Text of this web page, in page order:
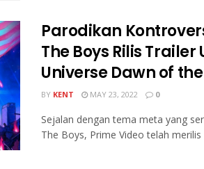
Parodikan
The Boys Rilis
Universe Dawn of
BY KENT MAY 23, 2022 0
Sejalan dengan tema meta yang
The Boys, Prime Video telah